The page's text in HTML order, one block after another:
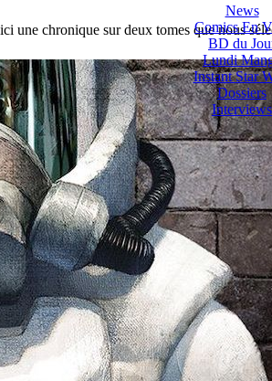
News
Comics En
BD du
Lundi
InstantStar
Dossiers
Interviews
une chronique sur deux tomes que nous